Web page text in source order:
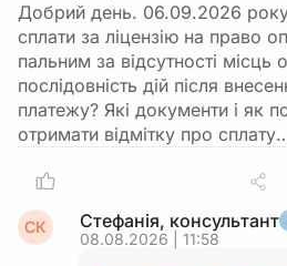
Добрий день. 06.09.2026 року
сплати за ліцензію на право
пальним за відсутності місць
послідовність дій після
платежу? Які документи і як
отримати відмітку про
СК Стефанія, консультант
08.08.2026 | 11:58